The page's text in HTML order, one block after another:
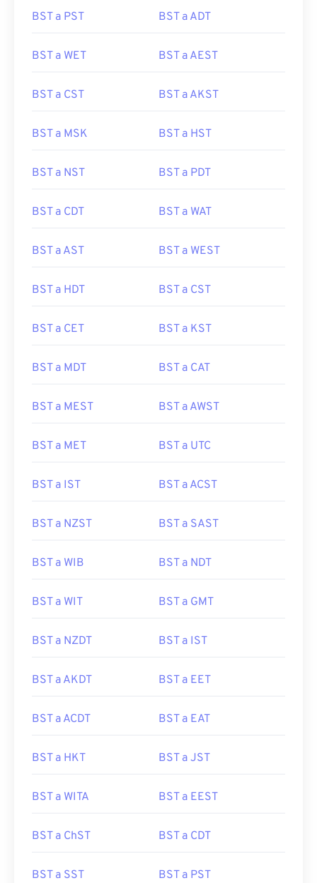
BST a PST BST a ADT
BST a WET BST a AEST
BST a CST BST a AKST
BST a MSK BST a HST
BST a NST BST a PDT
BST a CDT BST a WAT
BST a AST BST a WEST
BST a HDT BST a CST
BST a CET BST a KST
BST a MDT BST a CAT
BST a MEST BST a AWST
BST a MET BST a UTC
BST a IST BST a ACST
BST a NZST BST a SAST
BST a WIB BST a NDT
BST a WIT BST a GMT
BST a NZDT BST a IST
BST a AKDT BST a EET
BST a ACDT BST a EAT
BST a HKT BST a JST
BST a WITA BST a EEST
BST a ChST BST a CDT
BST a SST BST a PST